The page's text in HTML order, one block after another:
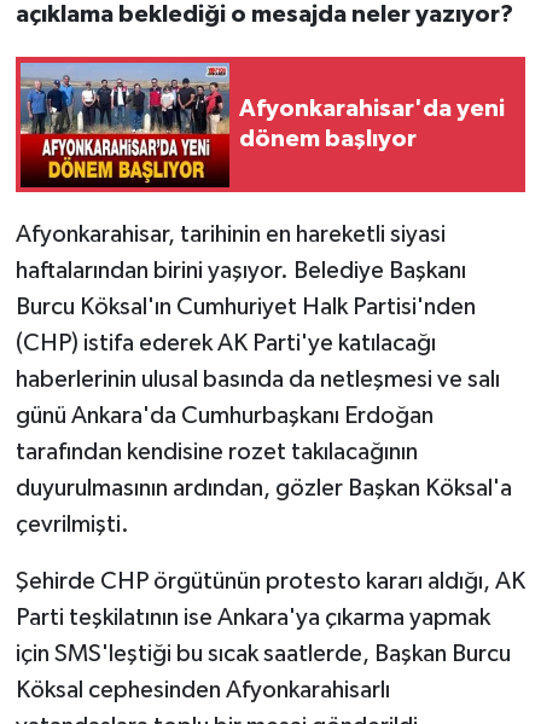
açıklama beklediği o mesajda neler yazıyor?
Afyonkarahisar'da yeni
dönem başlıyor
Afyonkarahisar, tarihinin en hareketli siyasi
haftalarından birini yaşıyor. Belediye Başkanı
Burcu Köksal'ın Cumhuriyet Halk Partisi'nden
(CHP) istifa ederek AK Parti'ye katılacağı
haberlerinin ulusal basında da netleşmesi ve salı
günü Ankara'da Cumhurbaşkanı Erdoğan
tarafından kendisine rozet takılacağının
duyurulmasının ardından, gözler Başkan Köksal'a
çevrilmişti.
Şehirde CHP örgütünün protesto kararı aldığı, AK
Parti teşkilatının ise Ankara'ya çıkarma yapmak
için SMS'leştiği bu sıcak saatlerde, Başkan Burcu
Köksal cephesinden Afyonkarahisarlı